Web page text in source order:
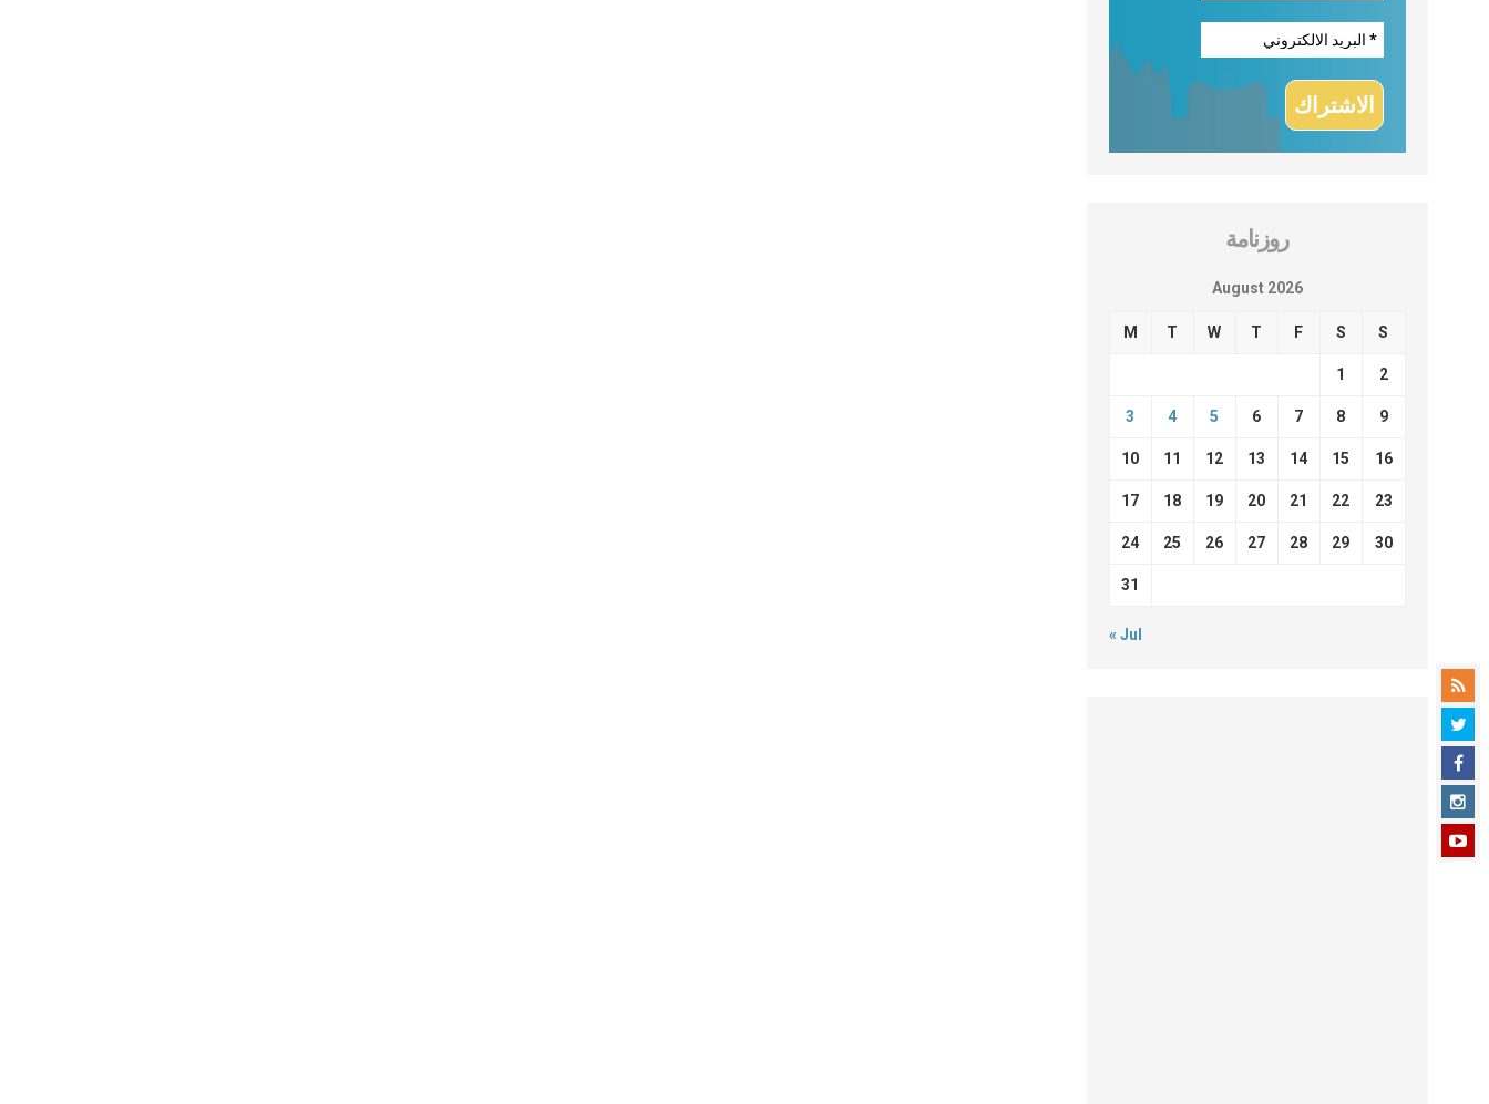
روزنامة
August 2026
M T W T F S S
1 2
3 4 5 6 7 8 9
10 11 12 13 14 15 16
17 18 19 20 21 22 23
24 25 26 27 28 29 30
31
« Jul